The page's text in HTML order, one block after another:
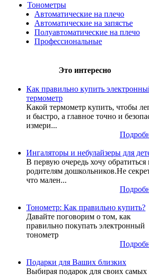
Тонометры
Автоматические на плечо
Автоматические на запястье
Полуавтоматические на плечо
Профессиональные
Это интересно
Как правильно купить
термометр
Какой термометр купить, чтобы
и быстро, а главное точно и
измери...
Ингаляторы и небулайзеры для
В первую очередь хочу обратиться
родителям дошкольников.Не
что мален...
Тонометр: Как правильно купить?
Давайте поговорим о том, как
правильно покупать электронный
тонометр
Подарки для Ваших близких
Выбирая подарок для своих самых